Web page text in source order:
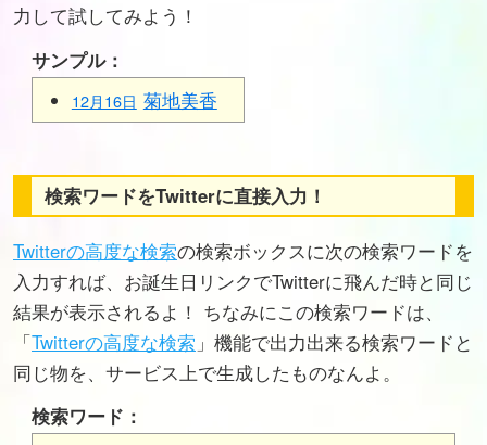
力して試してみよう！
サンプル：
12月16日 菊地美香
検索ワードをTwitterに直接入力！
Twitterの高度な検索の検索ボックスに次の検索ワードを
入力すれば、お誕生日リンクでTwitterに飛んだ時と同じ
結果が表示されるよ！ ちなみにこの検索ワードは、
「Twitterの高度な検索 」機能で出力出来る検索ワードと
同じ物を、サービス上で生成したものなんよ。
検索ワード：